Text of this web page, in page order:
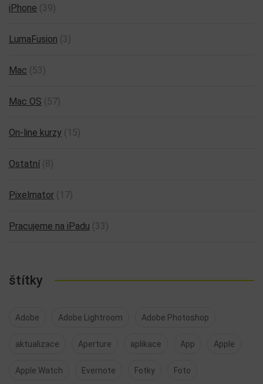
iPhone (39)
LumaFusion (3)
Mac (53)
Mac OS (57)
On-line kurzy (15)
Ostatní (8)
Pixelmator (17)
Pracujeme na iPadu (33)
štítky
Adobe Adobe Lightroom Adobe Photoshop
aktualizace Aperture aplikace App Apple
Apple Watch Evernote Fotky Foto